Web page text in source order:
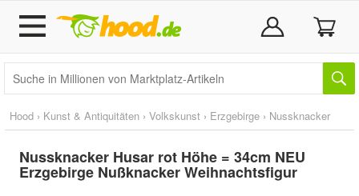
Hood › Kunst & Antiquitäten › Volkskunst › Erzgebirge › Nussknacker
Nussknacker Husar rot Höhe = 34cm NEU
Erzgebirge Nußknacker Weihnachtsfigur